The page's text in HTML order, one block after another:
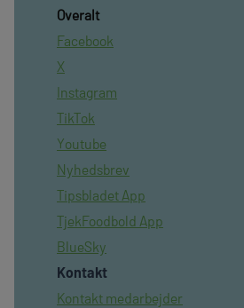
Overalt
Facebook
X
Instagram
TikTok
Youtube
Nyhedsbrev
Tipsbladet App
TjekFoodbold App
BlueSky
Kontakt
Kontakt medarbejder